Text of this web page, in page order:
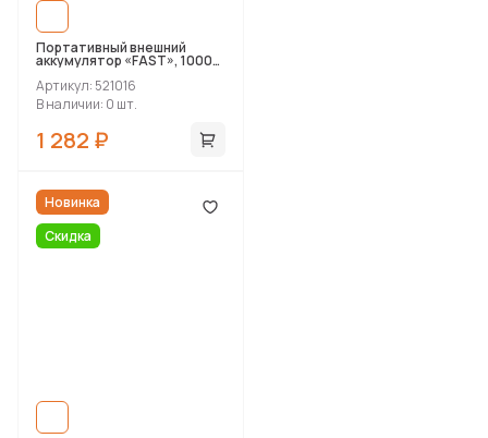
Портативный внешний
аккумулятор «FAST», 10000
mAh
Артикул: 521016
В наличии: 0 шт.
1 282 ₽
Новинка
Скидка